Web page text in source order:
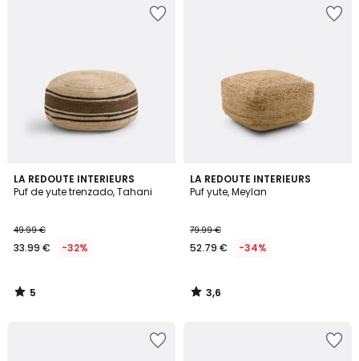
LA REDOUTE INTERIEURS
Puf de yute trenzado, Tahani
49.99 €
33.99 € -32%
5
/
5
/
LA REDOUTE INTERIEURS
Puf yute, Meylan
79.99 €
52.79 € -34%
3,6
/ 5
3,6
/